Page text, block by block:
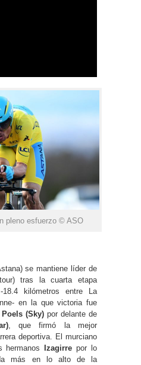
pleno esfuerzo © ASO
se mantiene líder de
tras la cuarta etapa
18.4 kilómetros entre La
en la que victoria fue
(Sky)por delante de
, que firmó la mejor
deportiva. El murciano
hermanos Izagirre por lo
más en lo alto de la